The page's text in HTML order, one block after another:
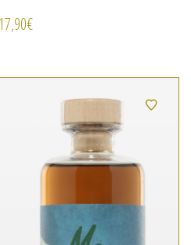
17,90€